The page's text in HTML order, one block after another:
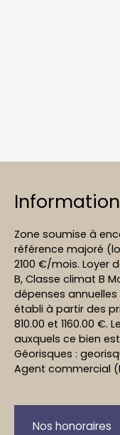
Zone soumise à
référence majoré
2100 €/mois. Loyer
B, Classe climat B
dépenses
établi à partir des
810.00 et 1160.00 €.
auxquels ce bien
Géorisques :
Agent commercial
Nos honoraires